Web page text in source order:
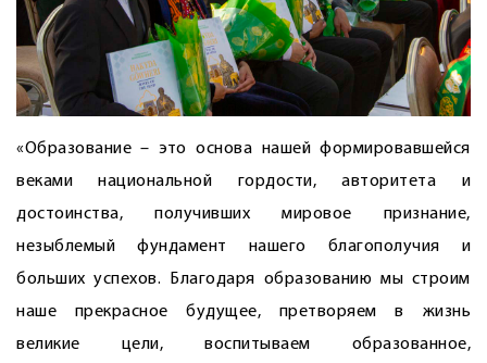
«Образование – это основа нашей формировавшейся
веками нацио­нальной гордости, авторитета и
достоинства, получивших мировое признание,
незыблемый фундамент нашего благополучия и
больших успехов. Благодаря образованию мы строим
наше прекрасное будущее, претворяем в жизнь
великие цели, воспитываем образованное,